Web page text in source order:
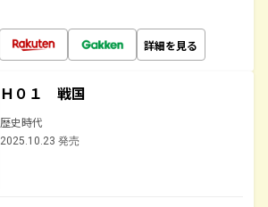
詳細を見る
Ｈ０１ 戦国
歴史時代
2025.10.23 発売